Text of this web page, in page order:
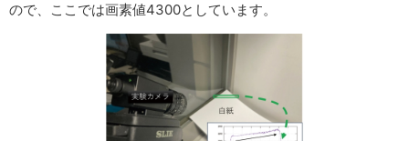
ので、ここでは画素値4300としています。